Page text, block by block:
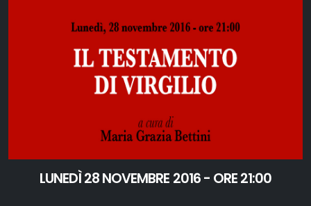
LUNEDÌ 28 NOVEMBRE 2016 - ORE 21:00